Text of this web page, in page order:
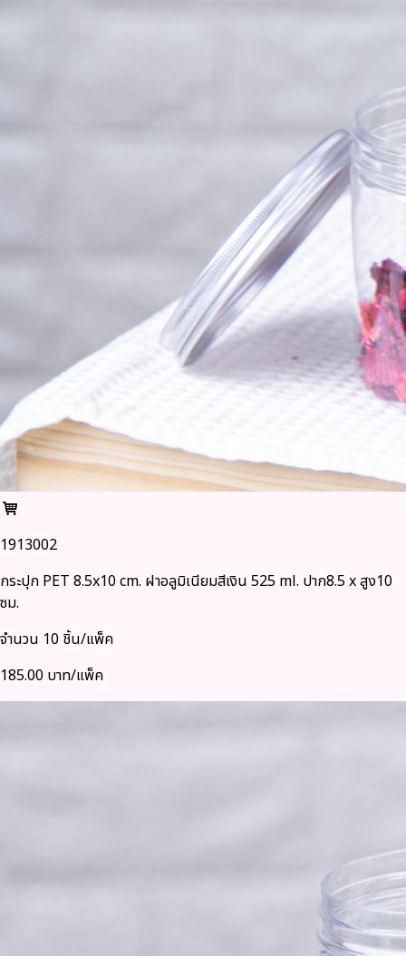
1913002
กระปุก PET 8.5x10 cm. ฝาอลูมิเนียมสีเงิน 525 ml. ปาก8.5 x สูง10
ซม.
จำนวน 10 ชิ้น/แพ็ค
185.00 บาท/แพ็ค